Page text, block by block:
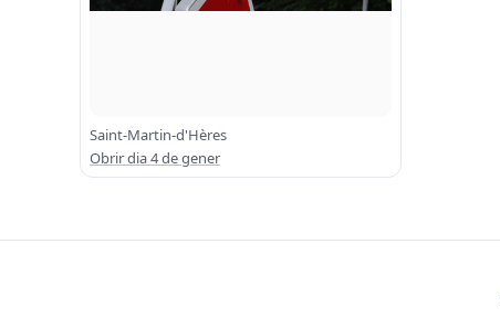
Saint-Martin-d'Hères
Obrir dia 4 de gener